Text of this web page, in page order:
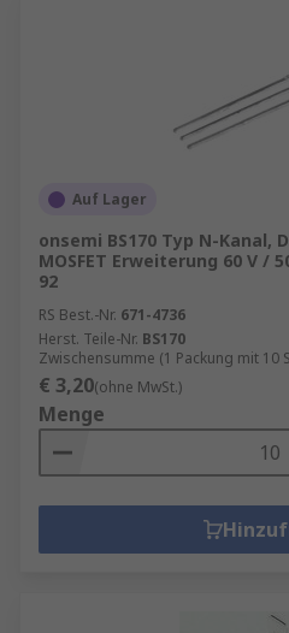
Auf Lager
onsemi BS170 Typ N-Kanal,
MOSFET Erweiterung 60 V /
92
RS Best.-Nr. 671-4736
Herst. Teile-Nr. BS170
Zwischensumme (1 Packung mit 10
€ 3,20(ohne MwSt.)
Menge